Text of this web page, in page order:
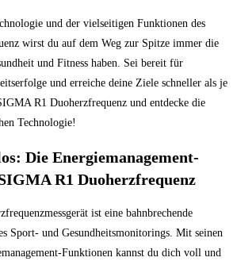
und der vielseitigen Funktionen des
wirst du auf dem Weg zur Spitze immer die
und Fitness haben. Sei bereit für
und erreiche deine Ziele schneller als je
R1 Duoherzfrequenz und entdecke die
Technologie!
Die Energiemanagement-
R1 Duoherzfrequenz
ist eine bahnbrechende
Sport- und Gesundheitsmonitorings. Mit seinen
Funktionen kannst du dich voll und